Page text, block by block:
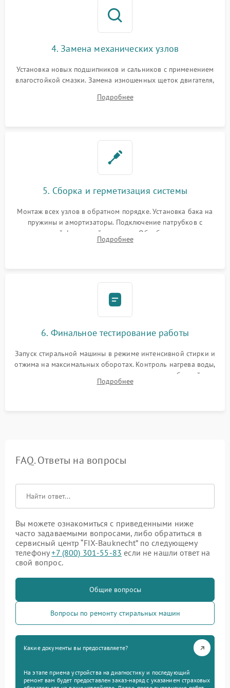
4. Замена механических узлов
Установка новых подшипников и сальников с применением
влагостойкой смазки. Замена изношенных щеток двигателя,
или поврежденной резиновой манжеты.
Подробнее
5. Сборка и герметизация системы
Монтаж всех узлов в обратном порядке. Установка бака на
пружины и амортизаторы. Подключение патрубков с
надежной фиксацией хомутами. Обработка стыков
герметиком для предотвращения возможных протечек воды.
Подробнее
6. Финальное тестирование работы
Запуск стиральной машины в режиме интенсивной стирки и
отжима на максимальных оборотах. Контроль нагрева воды,
корректности слива, отсутствия излишних вибраций,
посторонних стуков и протечек под корпусом.
Подробнее
FAQ. Ответы на вопросы
Вы можете ознакомиться с приведенными ниже
часто задаваемыми вопросами, либо обратиться в
сервисный центр “FIX-Bauknecht” по следующему
телефону+7 (800) 301-55-83 если не нашли ответ на
свой вопрос.
Общие вопросы
Вопросы по ремонту стиральных машин
Какие документы вы предоставляете?
На этапе приема устройства на диагностику и последующий
ремонт вам будет предоставлен заказ-наряд с указанием страховых